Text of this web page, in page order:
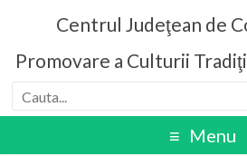
Centrul Judeţean de
Promovare a Culturii
Menu